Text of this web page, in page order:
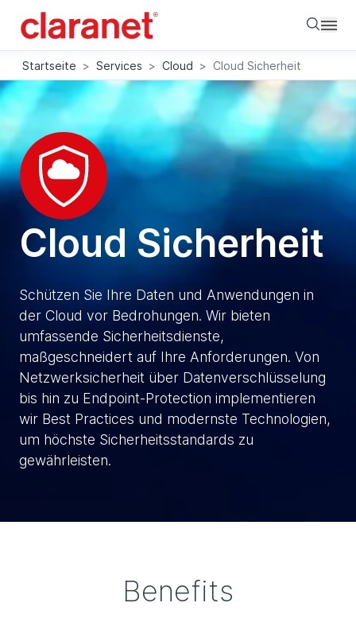
Startseite > Services > Cloud > Cloud Sicherheit
Cloud Sicherheit
Schützen Sie Ihre Daten und Anwendungen in
der Cloud vor Bedrohungen. Wir bieten
umfassende Sicherheitsdienste,
maßgeschneidert auf Ihre Anforderungen. Von
Netzwerksicherheit über Datenverschlüsselung
bis hin zu Endpoint-Protection implementieren
wir Best Practices und modernste Technologien,
um höchste Sicherheitsstandards zu
gewährleisten.
Benefits